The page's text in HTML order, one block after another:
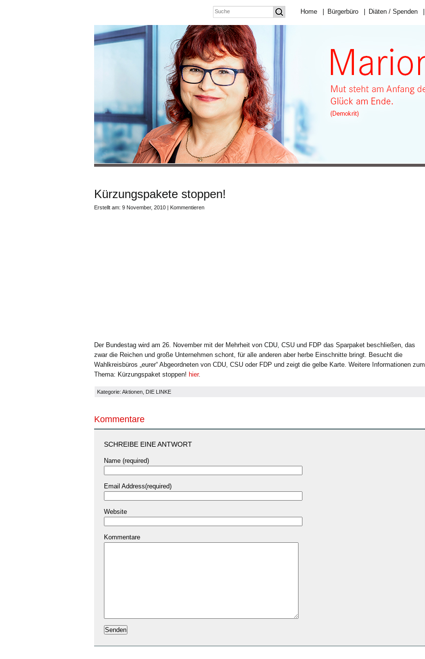
Home Bürgerbüro Diäten / Spenden
Kürzungspakete stoppen!
Erstellt am: 9 November, 2010 | Kommentieren
Der Bundestag wird am 26. November mit der Mehrheit von CDU, CSU und FDP das Sparpaket beschließen, das
zwar die Reichen und große Unternehmen schont, für alle anderen aber herbe Einschnitte bringt. Besucht die
Wahlkreisbüros „eurer“ Abgeordneten von CDU, CSU oder FDP und zeigt die gelbe Karte. Weitere Informationen zum
Thema: Kürzungspaket stoppen! hier.
Kategorie: Aktionen DIE LINKE
Kommentare
SCHREIBE EINE ANTWORT
Name (required)
Email Address(required)
Website
Kommentare